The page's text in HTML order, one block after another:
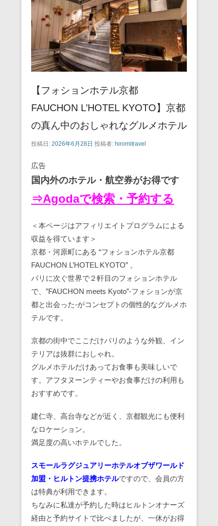
【フォションホテル京都
FAUCHON L’HOTEL KYOTO】京都
の真ん中のおしゃれなグルメホテル
投稿日: 2026年6月28日 投稿者: hiromitravel
広告
国内外のホテル・航空券がお得です
⇒Agodaで検索・予約する
＜本ページはアフィリエイトプログラムによる
収益を得ています＞
京都・河原町にある “フォションホテル京都
FAUCHON L’HOTEL KYOTO” 。
パリに次ぐ世界で２軒目のフォションホテル
で、”FAUCHON meets Kyoto”-フォションが京
都と出会った-がコンセプトの個性的なグルメホ
テルです。
京都の街中でここだけパリのような外観、イン
テリアは抜群におしゃれ。
グルメホテルだけあってお食事も美味しいで
す。アフタヌーンティーやお食事だけの利用も
おすすめです。
建仁寺、高台寺などが近く、京都観光にも便利
なロケーション。
満足度の高いホテルでした。
スモールラグジュアリーホテルオブザワールド
加盟・ヒルトン提携ホテルですので、会員の方
は特典が利用できます。
ちなみに私達が予約した時はヒルトンオナーズ
経由と予約サイトで比べましたが、一休がお得